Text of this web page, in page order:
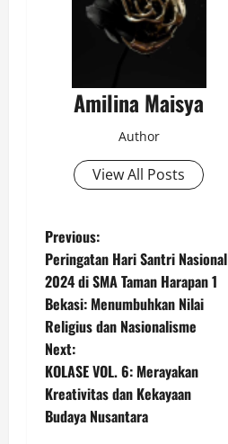
Amilina Maisya
Author
View All Posts
P
o
s
t
n
a
Previous:
Peringatan Hari Santri Nasional
2024 di SMA Taman Harapan 1
Bekasi: Menumbuhkan Nilai
Religius dan Nasionalisme
Next:
KOLASE VOL. 6: Merayakan
Kreativitas dan Kekayaan
Budaya Nusantara